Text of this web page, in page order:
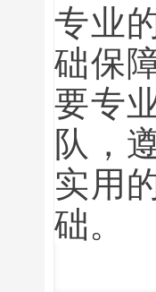
专业
础保
要专
队，
实用
础。